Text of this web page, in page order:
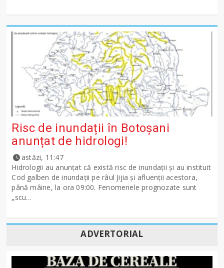
Risc de inundații în Botoșani
anunțat de hidrologi!
astăzi, 11:47
Hidrologii au anunțat că există risc de inundații și au instituit
Cod galben de inundații pe râul Jijia și afluenții acestora,
până mâine, la ora 09:00. Fenomenele prognozate sunt
„scu...
ADVERTORIAL